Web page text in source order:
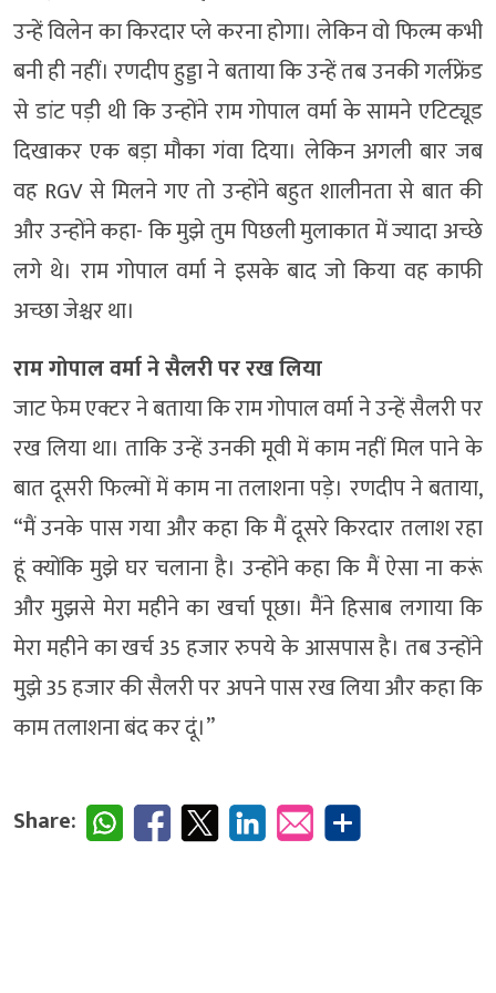
उन्हें विलेन का किरदार प्ले करना होगा। लेकिन वो फिल्म कभी
बनी ही नहीं। रणदीप हुड्डा ने बताया कि उन्हें तब उनकी गर्लफ्रेंड
से डांट पड़ी थी कि उन्होंने राम गोपाल वर्मा के सामने एटिट्यूड
दिखाकर एक बड़ा मौका गंवा दिया। लेकिन अगली बार जब
वह RGV से मिलने गए तो उन्होंने बहुत शालीनता से बात की
और उन्होंने कहा- कि मुझे तुम पिछली मुलाकात में ज्यादा अच्छे
लगे थे। राम गोपाल वर्मा ने इसके बाद जो किया वह काफी
अच्छा जेश्चर था।
राम गोपाल वर्मा ने सैलरी पर रख लिया
जाट फेम एक्टर ने बताया कि राम गोपाल वर्मा ने उन्हें सैलरी पर
रख लिया था। ताकि उन्हें उनकी मूवी में काम नहीं मिल पाने के
बात दूसरी फिल्मों में काम ना तलाशना पड़े। रणदीप ने बताया,
“मैं उनके पास गया और कहा कि मैं दूसरे किरदार तलाश रहा
हूं क्योंकि मुझे घर चलाना है। उन्होंने कहा कि मैं ऐसा ना करूं
और मुझसे मेरा महीने का खर्चा पूछा। मैंने हिसाब लगाया कि
मेरा महीने का खर्च 35 हजार रुपये के आसपास है। तब उन्होंने
मुझे 35 हजार की सैलरी पर अपने पास रख लिया और कहा कि
काम तलाशना बंद कर दूं।”
Share: